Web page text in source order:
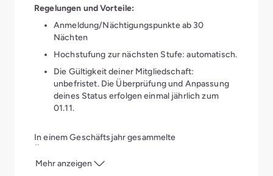
Regelungen und Vorteile:
Anmeldung/Nächtigungspunkte ab 30
Nächten
Hochstufung zur nächsten Stufe: automatisch.
Die Gültigkeit deiner Mitgliedschaft:
unbefristet. Die Überprüfung und Anpassung
deines Status erfolgen einmal jährlich zum
01.11.
In einem Geschäftsjahr gesammelte
gültig.
Mehr anzeigen